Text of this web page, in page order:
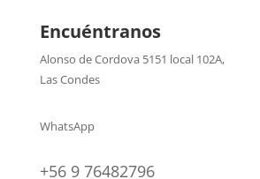
Encuéntranos
Alonso de Cordova 5151 local 102A,
Las Condes
WhatsApp
+56 9 76482796